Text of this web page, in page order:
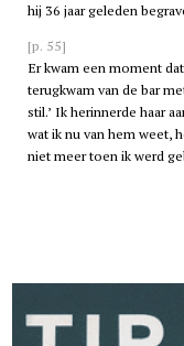
hij 36 jaar geleden
[p. 55]
Er kwam een moment
terugkwam van de bar
stil.’ Ik herinnerde haar
wat ik nu van hem weet,
niet meer toen ik werd